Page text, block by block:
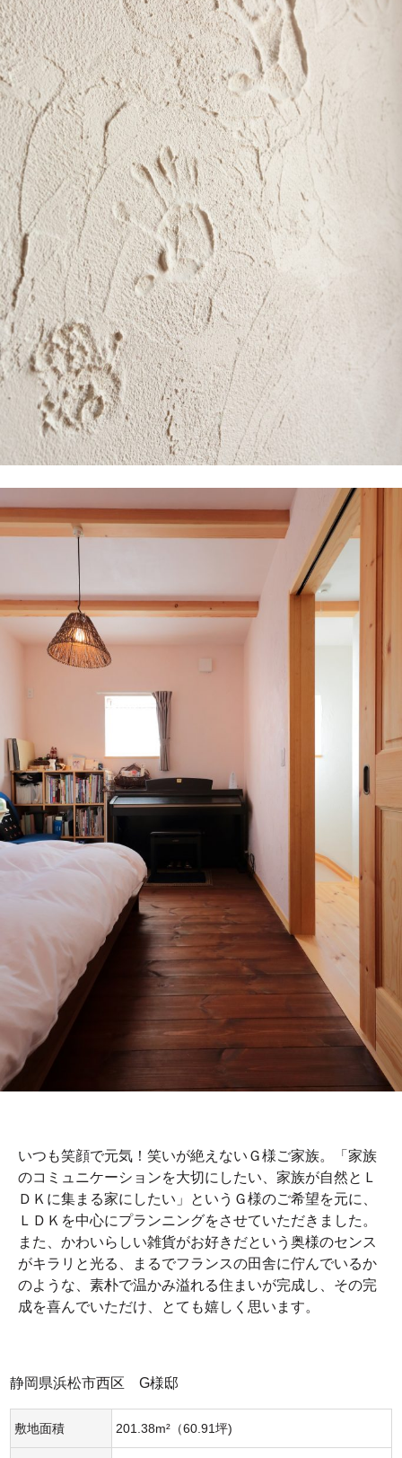
いつも笑顔で元気！笑いが絶えないＧ様ご家族。「家族
のコミュニケーションを大切にしたい、家族が自然とＬ
ＤＫに集まる家にしたい」というＧ様のご希望を元に、
ＬＤＫを中心にプランニングをさせていただきました。
また、かわいらしい雑貨がお好きだという奥様のセンス
がキラリと光る、まるでフランスの田舎に佇んでいるか
のような、素朴で温かみ溢れる住まいが完成し、その完
成を喜んでいただけ、とても嬉しく思います。
静岡県浜松市西区 G様邸
敷地面積 201.38m²（60.91坪)